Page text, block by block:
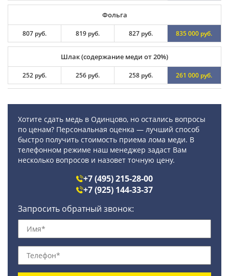
Фольга
807 руб. 819 руб. 827 руб. 835 000 руб.
Шлак (содержание меди от 20%)
252 руб. 256 руб. 258 руб. 261 000 руб.
Хотите сдать медь в Одинцово, но остались вопросы
по ценам? Персональная оценка — лучший способ
быстро получить стоимость приема лома меди. В
телефонном режиме наш менеджер задаст Вам
несколько вопросов и назовет точную цену.
+7 (495) 215-28-00
+7 (925) 144-33-37
Запросить обратный звонок: